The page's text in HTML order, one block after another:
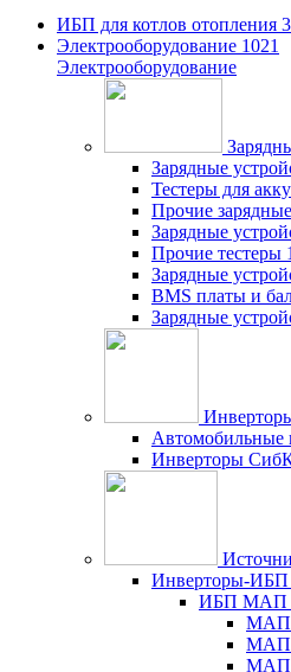
ИБП для котлов отопления
Электрооборудование 1021
Электрооборудование
Зарядные
Тестеры для
Прочие
Зарядные
Прочие тестеры 1
Зарядные
BMS платы и
Зарядные
Автомобильные
Инверторы
Инверторы-
ИБП МАП
МАП
МАП
МАП